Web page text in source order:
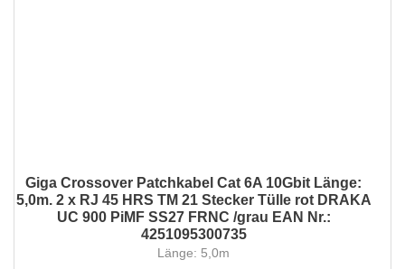
Giga Crossover Patchkabel Cat 6A 10Gbit Länge:
5,0m. 2 x RJ 45 HRS TM 21 Stecker Tülle rot DRAKA
UC 900 PiMF SS27 FRNC /grau EAN Nr.:
4251095300735
Länge: 5,0m